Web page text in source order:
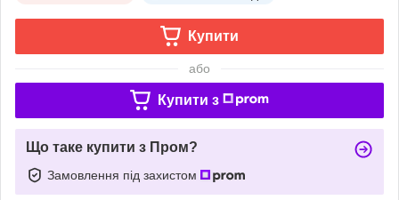
Купити
або
Купити з
Що таке купити з Пром?
Замовлення під захистом